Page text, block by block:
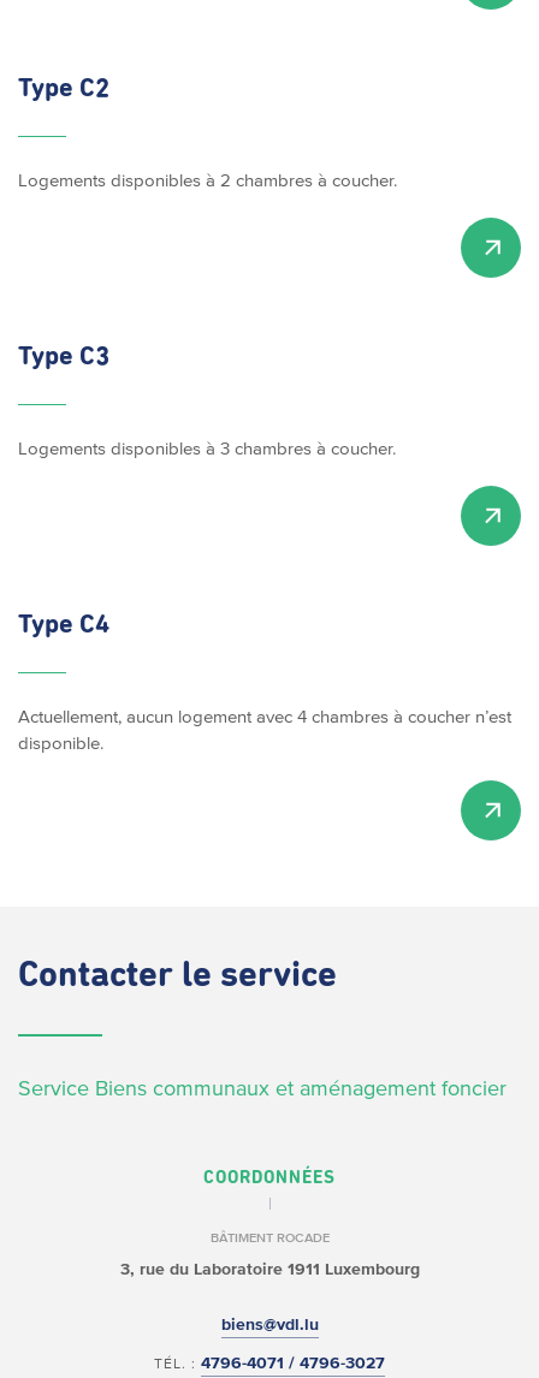
Type C2
Logements disponibles à 2 chambres à coucher.
Type C3
Logements disponibles à 3 chambres à coucher.
Type C4
Actuellement, aucun logement avec 4 chambres à coucher n’est
disponible.
Contacter le service
Service Biens communaux et aménagement foncier
COORDONNÉES
BÂTIMENT ROCADE
3, rue du Laboratoire1911 Luxembourg
biens@vdl.lu
TÉL. : 4796-4071 / 4796-3027